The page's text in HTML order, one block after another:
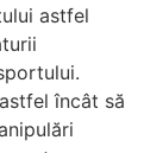
astfel
încât să